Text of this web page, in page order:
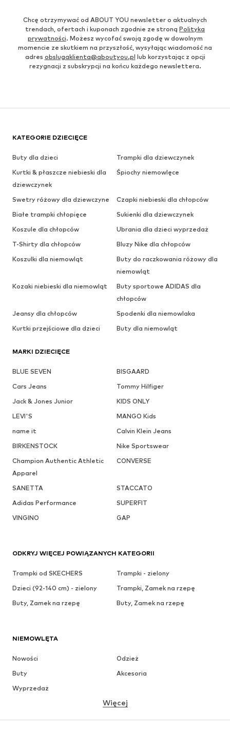
Chcę otrzymywać od ABOUT YOU newsletter o aktualnych
trendach, ofertach i kuponach zgodnie ze stroną Polityka
prywatności. Możesz wycofać swoją zgodę w dowolnym
momencie ze skutkiem na przyszłość, wysyłając wiadomość na
adres obslugaklienta@aboutyou.pl lub korzystając z opcji
rezygnacji z subskrypcji na końcu każdego newslettera.
KATEGORIE DZIECIĘCE
Buty dla dzieci
Trampki dla dziewczynek
Kurtki & płaszcze niebieski dla
dziewczynek
Śpiochy niemowlęce
Swetry różowy dla dziewczyne
Czapki niebieski dla chłopców
Białe trampki chłopięce
Sukienki dla dziewczynek
Koszule dla chłopców
Ubrania dla dzieci wyprzedaż
T-Shirty dla chłopców
Bluzy Nike dla chłopców
Koszulki dla niemowląt
Buty do raczkowania różowy dla
niemowląt
Kozaki niebieski dla niemowląt
Buty sportowe ADIDAS dla
chłopców
Jeansy dla chłopców
Spodenki dla niemowlaka
Kurtki przejściowe dla dzieci
Buty dla niemowląt
MARKI DZIECIĘCE
BLUE SEVEN
BISGAARD
Cars Jeans
Tommy Hilfiger
Jack & Jones Junior
KIDS ONLY
LEVI'S
MANGO Kids
name it
Calvin Klein Jeans
BIRKENSTOCK
Nike Sportswear
Champion Authentic Athletic
Apparel
CONVERSE
SANETTA
STACCATO
Adidas Performance
SUPERFIT
VINGINO
GAP
NIEMOWLĘTA
Nowości
Odzież
Buty
Akcesoria
Wyprzedaż
Więcej
ODKRYJ WIĘCEJ POWIĄZANYCH KATEGORII
Trampki od SKECHERS
Trampki - zielony
Dzieci (92-140 cm) - zielony
Trampki, Zamek na rzepę
Buty, Zamek na rzepę
Buty, Zamek na rzepę